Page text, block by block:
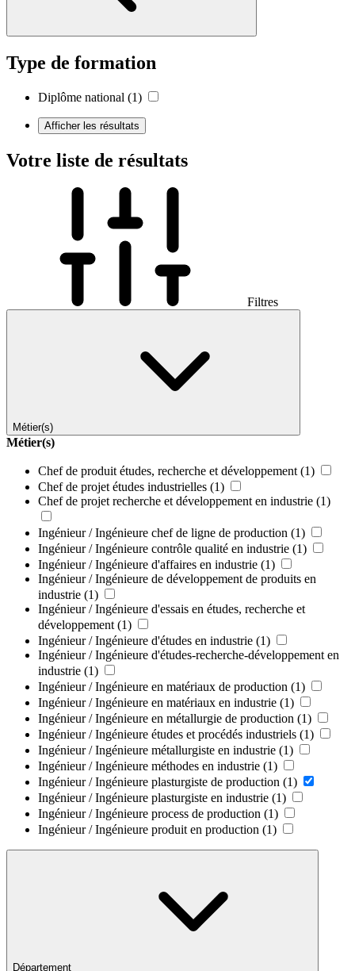
Type de formation
Diplôme national (1)
Afficher les résultats
Votre liste de résultats
Filtres
Métier(s)
Métier(s)
Chef de produit études, recherche et développement (1)
Chef de projet études industrielles (1)
Chef de projet recherche et développement en industrie (1)
Ingénieur / Ingénieure chef de ligne de production (1)
Ingénieur / Ingénieure contrôle qualité en industrie (1)
Ingénieur / Ingénieure d'affaires en industrie (1)
Ingénieur / Ingénieure de développement de produits en
industrie (1)
Ingénieur / Ingénieure d'essais en études, recherche et
développement (1)
Ingénieur / Ingénieure d'études en industrie (1)
Ingénieur / Ingénieure d'études-recherche-développement en
industrie (1)
Ingénieur / Ingénieure en matériaux de production (1)
Ingénieur / Ingénieure en matériaux en industrie (1)
Ingénieur / Ingénieure en métallurgie de production (1)
Ingénieur / Ingénieure études et procédés industriels (1)
Ingénieur / Ingénieure métallurgiste en industrie (1)
Ingénieur / Ingénieure méthodes en industrie (1)
Ingénieur / Ingénieure plasturgiste de production (1)
Ingénieur / Ingénieure plasturgiste en industrie (1)
Ingénieur / Ingénieure process de production (1)
Ingénieur / Ingénieure produit en production (1)
Département